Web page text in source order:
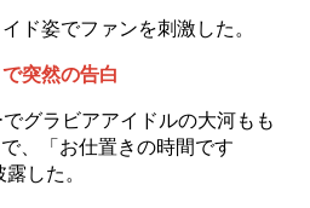
ド姿でファンを刺激した。
突然の告白
グラビアアイドルの大河もも
、「お仕置きの時間です
した。